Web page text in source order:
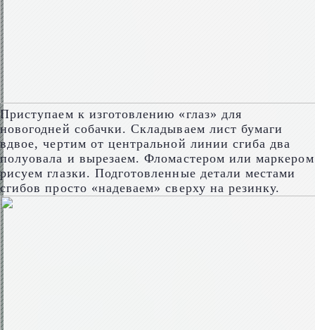
Приступаем к изготовлению «глаз» для
новогодней собачки. Складываем лист бумаги
вдвое, чертим от центральной линии сгиба два
полуовала и вырезаем. Фломастером или маркером
рисуем глазки. Подготовленные детали местами
сгибов просто «надеваем» сверху на резинку.